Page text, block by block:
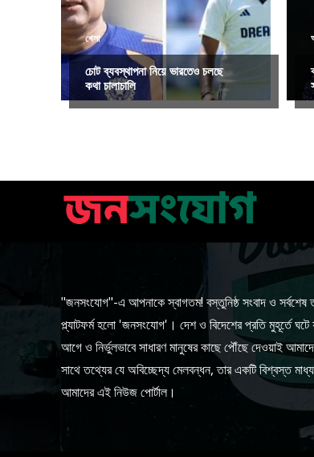
খেলা
চোট ব্যবস্থাপনা নিয়ে ভারতেও চলছে
কথা চালাচালি
"জনসংযোগ"-এ আপনাকে স্বাগতম! বস্তুনিষ্ঠ সংবাদ ও সর্বশেষ
প্ল্যাটফর্ম হলো 'জনসংযোগ'। দেশ ও বিদেশের প্রতি মুহূর্তে ঘটে
আগে ও নির্ভুলভাবে সাধারণ মানুষের কাছে পৌঁছে দেওয়াই
সাথে তথ্যের যে অবিচ্ছেদ্য মেলবন্ধন, তার একটি বিশ্বস্ত
আমাদের এই নিউজ পোর্টাল।